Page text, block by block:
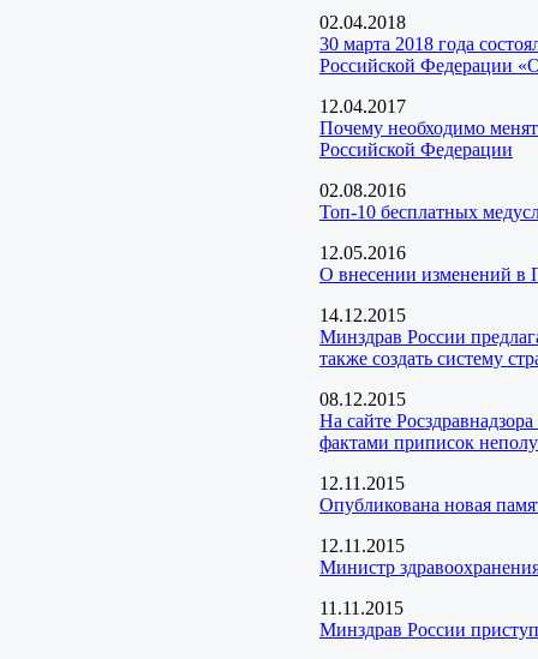
02.04.2018
30 марта 2018 года
Российской Федерации
12.04.2017
Почему необходимо
Российской Федерации
02.08.2016
Топ-10 бесплатных
12.05.2016
О внесении изменений в
14.12.2015
Минздрав России
также создать систему
08.12.2015
На сайте
фактами приписок
12.11.2015
Опубликована новая
12.11.2015
Министр
11.11.2015
Минздрав России